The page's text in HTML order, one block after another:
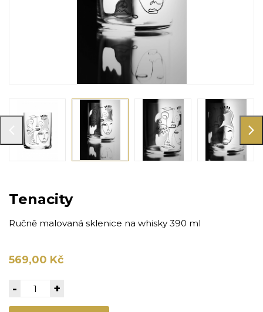
Tenacity
Ručně malovaná sklenice na whisky 390 ml
569,00 Kč
- +